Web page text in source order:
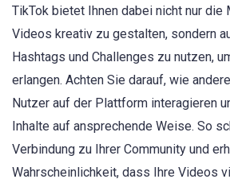
TikTok bietet Ihnen dabei nicht nur die
Videos kreativ zu gestalten, sondern
Hashtags und Challenges zu nutzen,
erlangen. Achten Sie darauf, wie
Nutzer auf der Plattform interagieren
Inhalte auf ansprechende Weise. So
Verbindung zu Ihrer Community und
Wahrscheinlichkeit, dass Ihre Videos